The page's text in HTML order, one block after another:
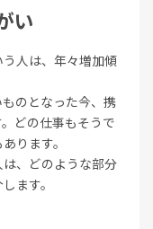
い
人は、年々増加傾
のとなった今、携
どの仕事もそうで
ります。
、どのような部分
ます。